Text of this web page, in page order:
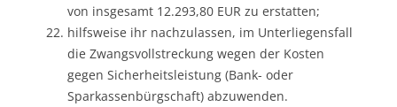
von insgesamt 12.293,80 EUR zu erstatten;
hilfsweise ihr nachzulassen, im Unterliegensfall
die Zwangsvollstreckung wegen der Kosten
gegen Sicherheitsleistung (Bank- oder
Sparkassenbürgschaft) abzuwenden.